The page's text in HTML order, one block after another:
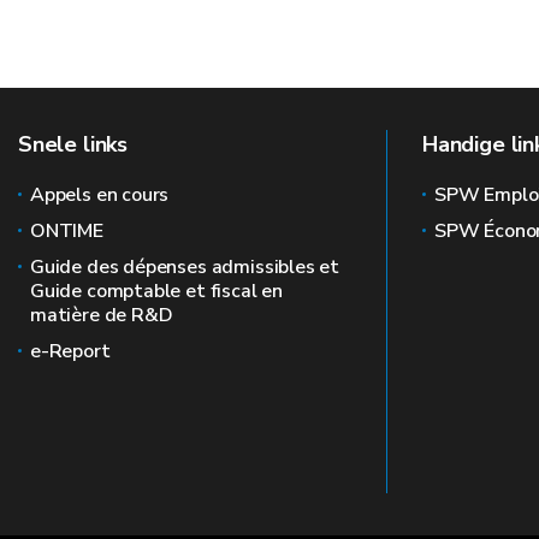
Google
Safari
Domaine
Snele links
Appels en cours
ONTIME
Guide des dépenses admissibles et
Guide comptable et fiscal en
matière de R&D
e-Report
Handige
SPW
SPW